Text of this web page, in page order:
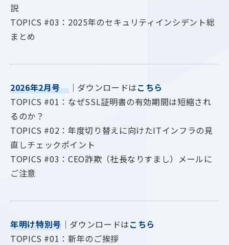
説
TOPICS #03：2025年のセキュリティインシデント総
まとめ
2026年2月号｜ダウンロードはこちら
TOPICS #01：なぜSSL証明書の有効期間は短縮され
るのか？
TOPICS #02：年度切り替えに向けたITインフラの見
直しチェックポイント
TOPICS #03：CEO詐欺（社長なりすまし）メールに
ご注意
年明け特別号 ｜ダウンロードはこちら
TOPICS #01：新年のご挨拶